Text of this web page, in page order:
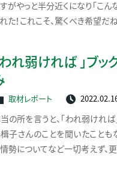
がやっと半分近くになり「こ
た！これこそ、驚くべき希望だ
われ弱ければ 」ブッ
取材レポート
の所を言うと、「われ弱けれ
子さんのことを聞いたことも
勢についてなど一切考えず、